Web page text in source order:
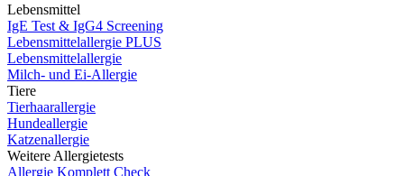
Lebensmittel
IgE Test & IgG4 Screening
Lebensmittelallergie PLUS
Lebensmittelallergie
Milch- und Ei-Allergie
Tiere
Tierhaarallergie
Hundeallergie
Katzenallergie
Weitere Allergietests
Allergie Komplett Check